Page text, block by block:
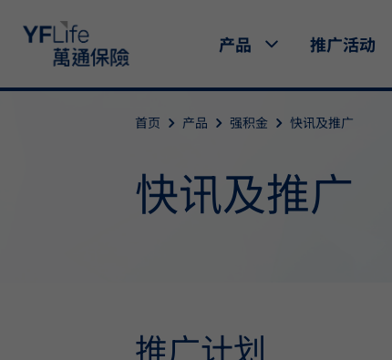
产品 推广活动
首页 产品 强积金 快讯及推广
快讯及推广
推广计划